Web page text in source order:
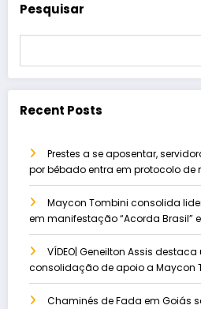
Pesquisar
Recent Posts
Prestes a se aposentar,
por bêbado entra em protocolo de
Maycon Tombini consolida
em manifestação “Acorda Brasil”
VÍDEO| Geneilton Assis destaca
consolidação de apoio a Maycon
Chaminés de Fada em Goiás